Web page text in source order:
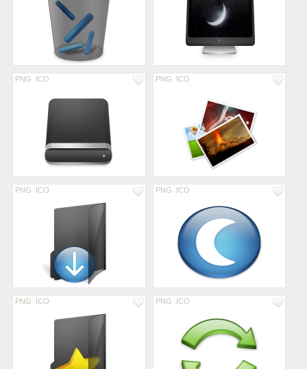
PNG ICO PNG ICO
PNG ICO PNG ICO
PNG ICO PNG ICO